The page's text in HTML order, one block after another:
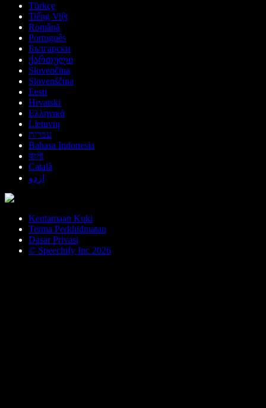
Türkçe
Tiếng Việt
Română
Português
Български
ქართული
Slovenčina
Slovenščina
Eesti
Hrvatski
Ελληνικά
Lietuvių
עברית
Bahasa Indonesia
বাংলা
Català
اردو
Keutamaan Kuki
Terma Perkhidmatan
Dasar Privasi
© Speechify Inc 2026